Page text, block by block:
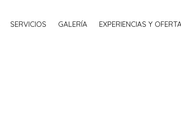
SERVICIOS GALERÍA EXPERIENCIAS Y